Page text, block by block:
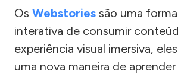
Os Webstories são uma
interativa de consumir
experiência visual imersiva,
uma nova maneira de